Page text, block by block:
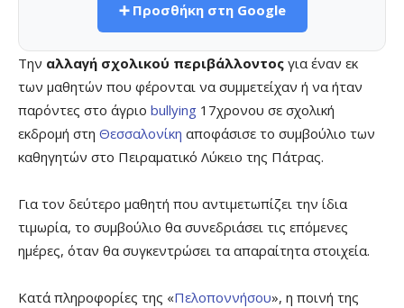
➕ Προσθήκη στη Google
Την αλλαγή σχολικού περιβάλλοντος για έναν εκ
των μαθητών που φέρονται να συμμετείχαν ή να ήταν
παρόντες στο άγριο bullying 17χρονου σε σχολική
εκδρομή στη Θεσσαλονίκη αποφάσισε το συμβούλιο των
καθηγητών στο Πειραματικό Λύκειο της Πάτρας.
Για τον δεύτερο μαθητή που αντιμετωπίζει την ίδια
τιμωρία, το συμβούλιο θα συνεδριάσει τις επόμενες
ημέρες, όταν θα συγκεντρώσει τα απαραίτητα στοιχεία.
Κατά πληροφορίες της «Πελοποννήσου», η ποινή της